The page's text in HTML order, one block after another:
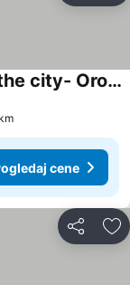
Seaside apartment away from the city- Oropos, Attiki
cene
Deli